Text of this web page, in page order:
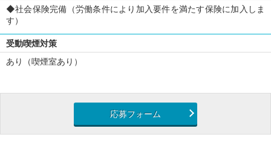
◆社会保険完備（労働条件により加入要件を満たす保険に加入しま
す）
受動喫煙対策
あり（喫煙室あり）
応募フォーム